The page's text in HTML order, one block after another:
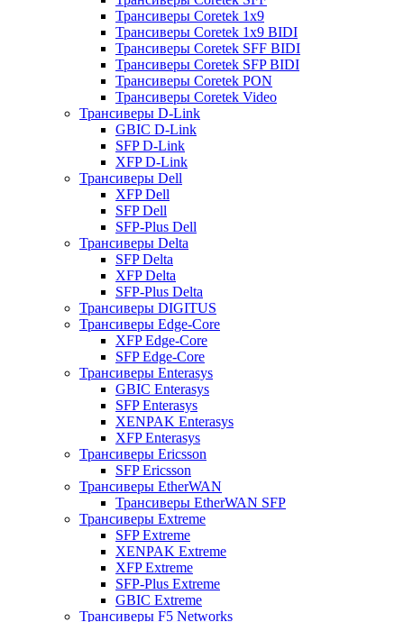
Трансиверы Coretek 1x9
Трансиверы Coretek 1x9 BIDI
Трансиверы Coretek SFF BIDI
Трансиверы Coretek SFP BIDI
Трансиверы Coretek PON
Трансиверы Coretek Video
Трансиверы D-Link
GBIC D-Link
SFP D-Link
XFP D-Link
Трансиверы Dell
XFP Dell
SFP Dell
SFP-Plus Dell
Трансиверы Delta
SFP Delta
XFP Delta
SFP-Plus Delta
Трансиверы DIGITUS
Трансиверы Edge-Core
XFP Edge-Core
SFP Edge-Core
Трансиверы Enterasys
GBIC Enterasys
SFP Enterasys
XENPAK Enterasys
XFP Enterasys
Трансиверы Ericsson
SFP Ericsson
Трансиверы EtherWAN
Трансиверы EtherWAN SFP
Трансиверы Extreme
SFP Extreme
XENPAK Extreme
XFP Extreme
SFP-Plus Extreme
GBIC Extreme
Трансиверы F5 Networks